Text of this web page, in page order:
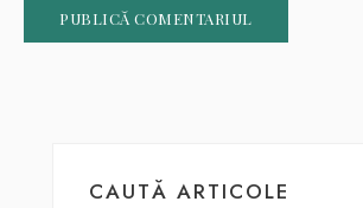
CAUTĂ ARTICOLE